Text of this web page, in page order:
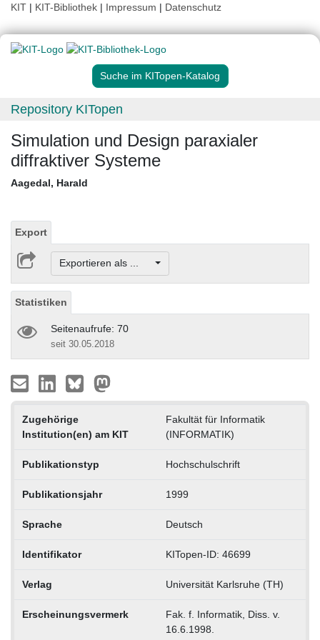
KIT | KIT-Bibliothek | Impressum | Datenschutz
Suche im KITopen-Katalog
Repository KITopen
Simulation und Design paraxialer
diffraktiver Systeme
Aagedal, Harald
Export
Exportieren als ...
Statistiken
Seitenaufrufe: 70
seit 30.05.2018
Zugehörige
Institution(en) am KIT
Fakultät für Informatik
(INFORMATIK)
Publikationstyp Hochschulschrift
Publikationsjahr 1999
Sprache Deutsch
Identifikator KITopen-ID: 46699
Verlag Universität Karlsruhe (TH)
Erscheinungsvermerk
Fak. f. Informatik, Diss. v.
16.6.1998.